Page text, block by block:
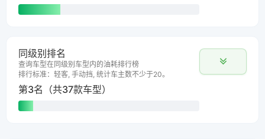
同级别排名
查询车型在同级别车型内的油耗排行榜
排行标准：轻客, 手动挡, 统计车主数不少于20。
第3名（共37款车型）